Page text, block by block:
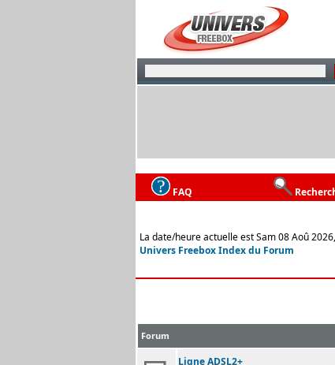
FAQ
La date/heure actuelle est Sam 08 Aoû
Univers Freebox Index du Forum
Forum
Ligne ADSL2+